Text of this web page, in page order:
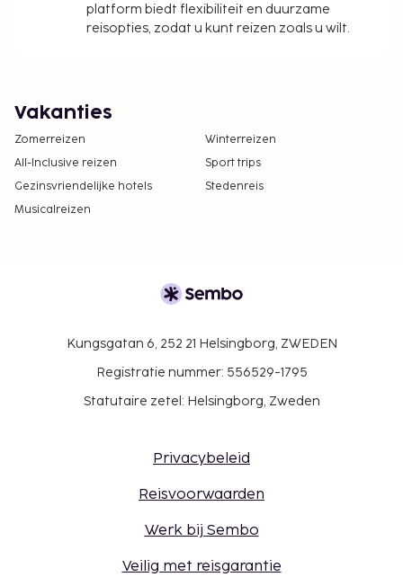
platform biedt flexibiliteit en duurzame
reisopties, zodat u kunt reizen zoals u wilt.
Vakanties
Zomerreizen
Winterreizen
All-Inclusive reizen
Sport trips
Gezinsvriendelijke hotels
Stedenreis
Musicalreizen
Kungsgatan 6, 252 21 Helsingborg, ZWEDEN
Registratie nummer: 556529-1795
Statutaire zetel: Helsingborg, Zweden
Privacybeleid
Reisvoorwaarden
Werk bij Sembo
Veilig met reisgarantie